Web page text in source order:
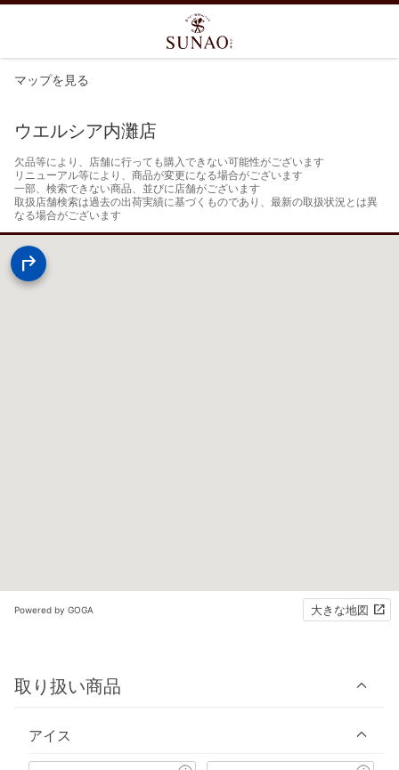
マップを見る
ウエルシア内灘店
欠品等により、店舗に行っても購入できない可能性がございます
リニューアル等により、商品が変更になる場合がございます
一部、検索できない商品、並びに店舗がございます
取扱店舗検索は過去の出荷実績に基づくものであり、最新の取扱状況とは異
なる場合がございます
Powered by GOGA 大きな地図
取り扱い商品
アイス